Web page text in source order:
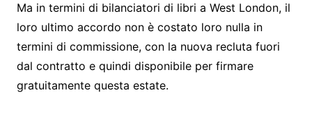
Ma in termini di bilanciatori di libri a West London, il
loro ultimo accordo non è costato loro nulla in
termini di commissione, con la nuova recluta fuori
dal contratto e quindi disponibile per firmare
gratuitamente questa estate.